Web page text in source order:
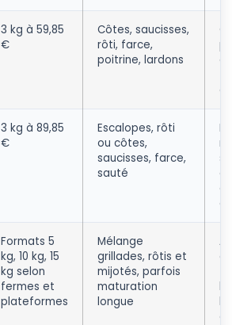
3 kg à 59,85
€
Côtes, saucisses,
rôti, farce,
poitrine, lardons
3 kg à 89,85
€
Escalopes, rôti
ou côtes,
saucisses, farce,
sauté
si
Formats 5
kg, 10 kg, 15
kg selon
fermes et
plateformes
Mélange
grillades, rôtis et
mijotés, parfois
maturation
longue